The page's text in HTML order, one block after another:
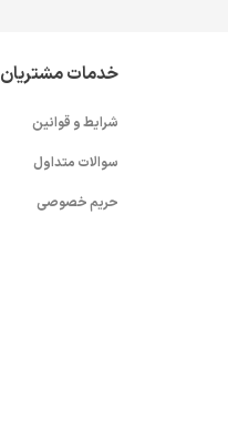
خدمات مشتریان
شرایط و قوانین
سوالات متداول
حریم خصوصی